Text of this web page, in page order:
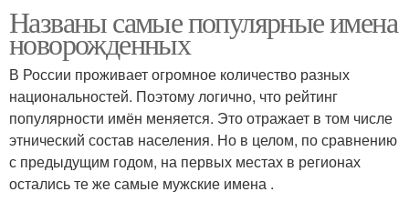
Названы самые популярные имена
новорожденных
В России проживает огромное количество разных
национальностей. Поэтому логично, что рейтинг
популярности имён меняется. Это отражает в том числе
этнический состав населения. Но в целом, по сравнению
с предыдущим годом, на первых местах в регионах
остались те же самые мужские имена .